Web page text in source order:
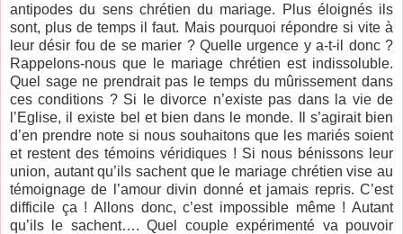
antipodes du sens chrétien du mariage. Plus éloignés ils
sont, plus de temps il faut. Mais pourquoi répondre si vite à
leur désir fou de se marier ? Quelle urgence y a-t-il donc ?
Rappelons-nous que le mariage chrétien est indissoluble.
Quel sage ne prendrait pas le temps du mûrissement dans
ces conditions ? Si le divorce n’existe pas dans la vie de
l’Eglise, il existe bel et bien dans le monde. Il s’agirait bien
d’en prendre note si nous souhaitons que les mariés soient
et restent des témoins véridiques ! Si nous bénissons leur
union, autant qu’ils sachent que le mariage chrétien vise au
témoignage de l’amour divin donné et jamais repris. C’est
difficile ça ! Allons donc, c’est impossible même ! Autant
qu’ils le sachent…. Quel couple expérimenté va pouvoir